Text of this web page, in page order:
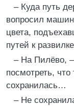
– Куда путь
вопросил
цвета,
путей к
– На Пилёво,
посмотреть,
сохранилась…
– Не